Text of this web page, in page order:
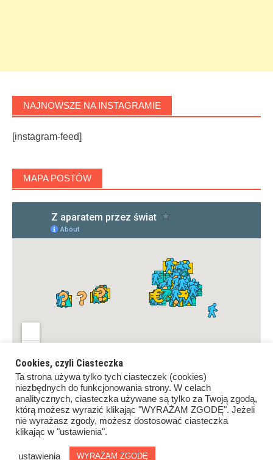
NAJNOWSZE NA INSTAGRAMIE
[instagram-feed]
MAPA POSTÓW
Proudly powered byWordPress.|Theme: Awaken by
Cookies, czyli Ciasteczka
Ta strona używa tylko tych ciasteczek (cookies)
niezbędnych do funkcjonowania strony. W celach
analitycznych, ciasteczka używane są tylko za Twoją zgodą,
którą możesz wyrazić klikając "WYRAŻAM ZGODĘ". Jeżeli
nie wyrażasz zgody, możesz dostosować ciasteczka
klikając w "ustawienia".
ustawienia WYRAŻAM ZGODĘ